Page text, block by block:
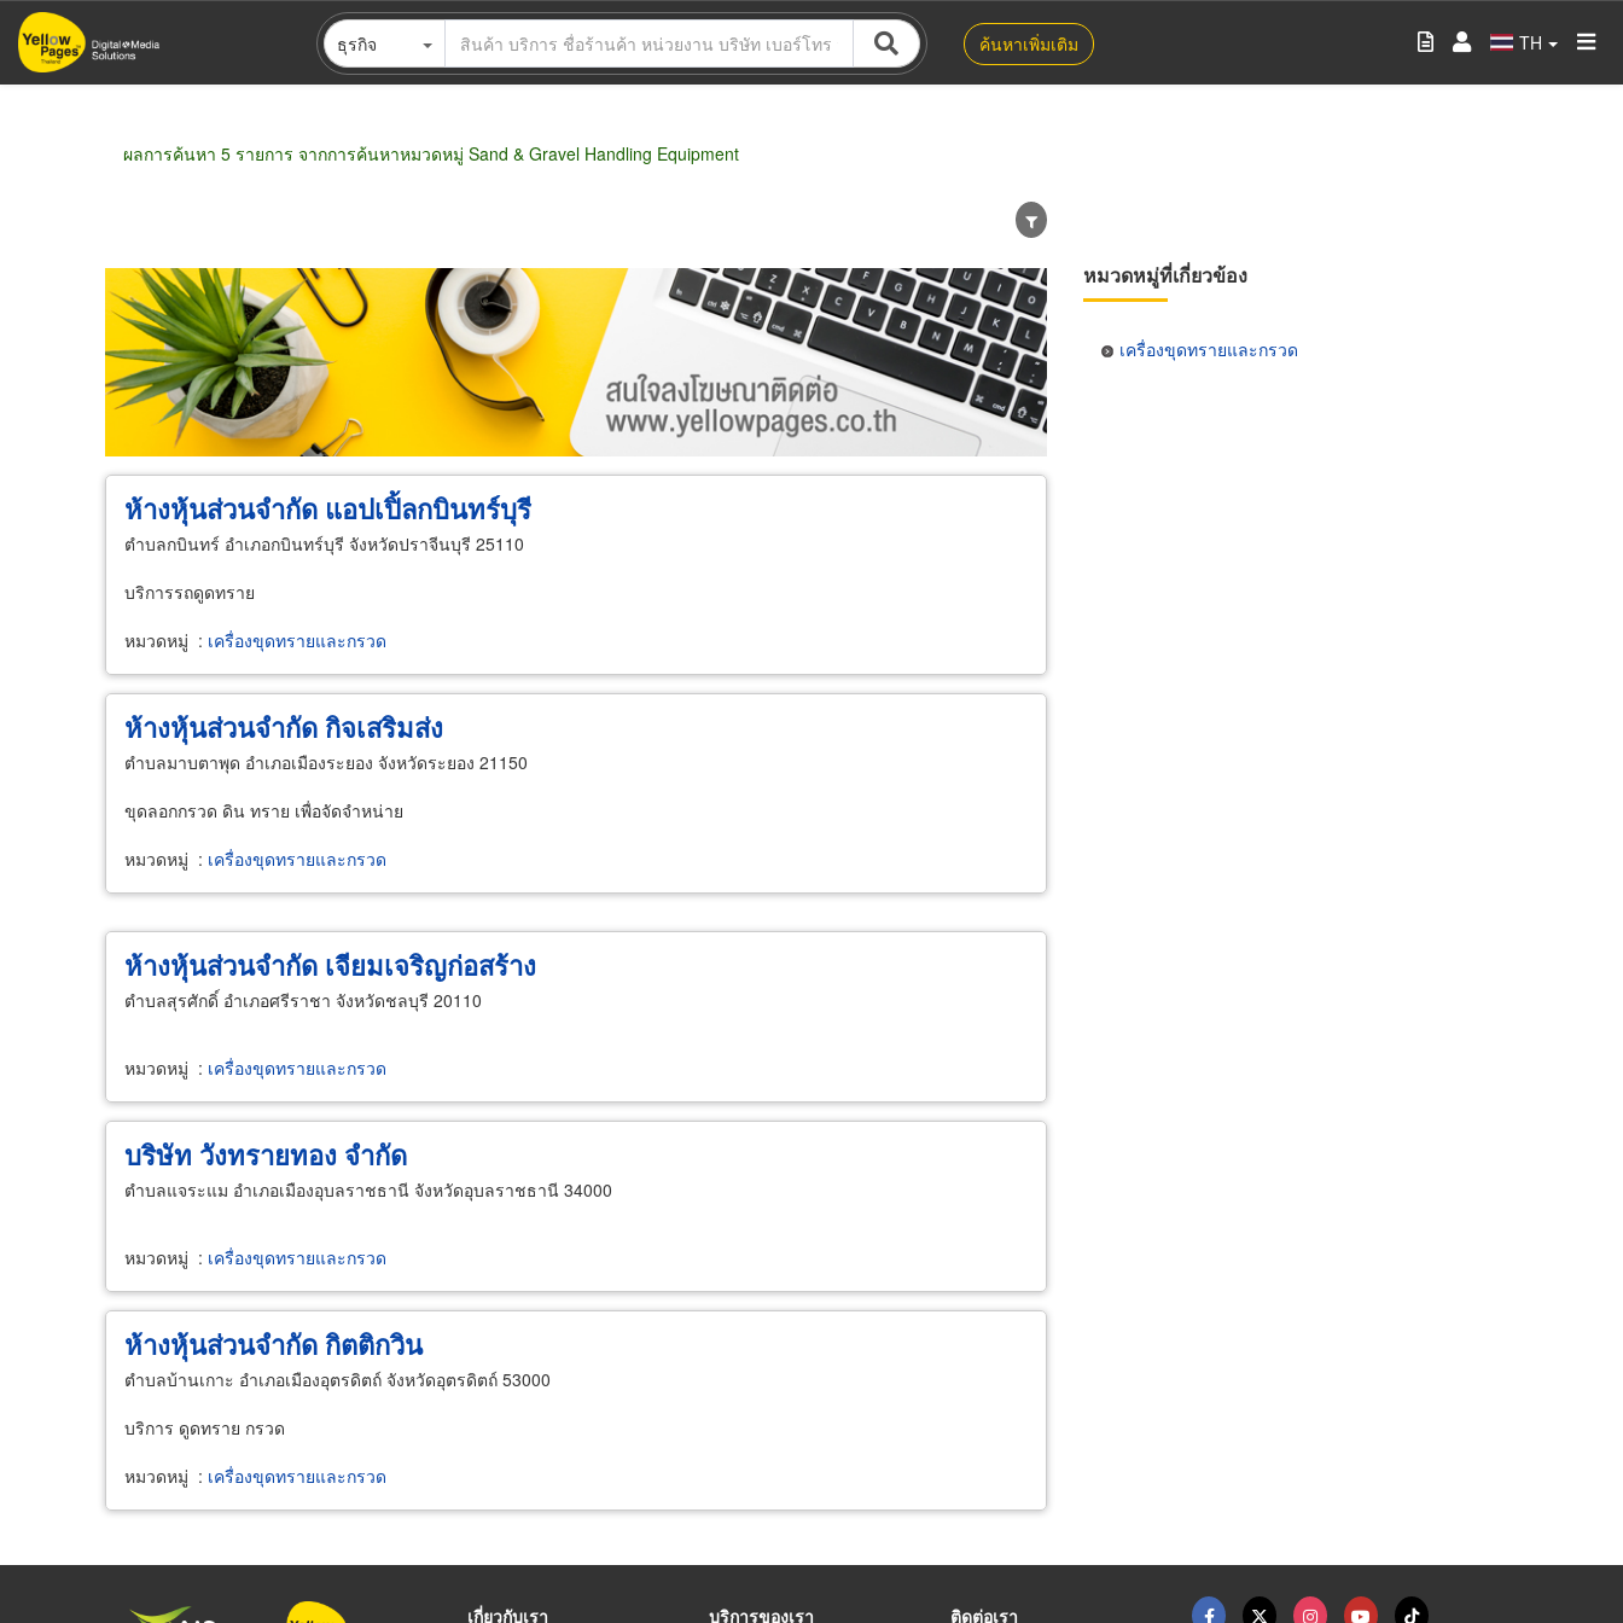
ข้าม
ไป
ธุรกิจ ค้นหาเพิ่มเติม TH
ผลการค้นหา 5 รายการ จากการค้นหาหมวดหมู่ Sand & Gravel Handling Equipment
ขายส่ง ขายปลีก ผู้ผลิต ตัวแทนจัดจำหน่าย ผู้ส่งออก/นำเข้า ธุรกิจบริการ
ห้างหุ้นส่วนจำกัด แอปเปิ้ลกบินทร์บุรี
ตำบลกบินทร์ อำเภอกบินทร์บุรี จังหวัดปราจีนบุรี 25110
บริการรถดูดทราย
หมวดหมู่ : เครื่องขุดทรายและกรวด
ห้างหุ้นส่วนจำกัด กิจเสริมส่ง
ตำบลมาบตาพุด อำเภอเมืองระยอง จังหวัดระยอง 21150
ขุดลอกกรวด ดิน ทราย เพื่อจัดจำหน่าย
หมวดหมู่ : เครื่องขุดทรายและกรวด
ห้างหุ้นส่วนจำกัด เจียมเจริญก่อสร้าง
ตำบลสุรศักดิ์ อำเภอศรีราชา จังหวัดชลบุรี 20110
หมวดหมู่ : เครื่องขุดทรายและกรวด
บริษัท วังทรายทอง จำกัด
ตำบลแจระแม อำเภอเมืองอุบลราชธานี จังหวัดอุบลราชธานี 34000
หมวดหมู่ : เครื่องขุดทรายและกรวด
ห้างหุ้นส่วนจำกัด กิตติกวิน
ตำบลบ้านเกาะ อำเภอเมืองอุตรดิตถ์ จังหวัดอุตรดิตถ์ 53000
บริการ ดูดทราย กรวด
หมวดหมู่ : เครื่องขุดทรายและกรวด
หมวดหมู่ที่เกี่ยวข้อง
เครื่องขุดทรายและกรวด
เกี่ยวกับเรา บริการของเรา ติดต่อเรา